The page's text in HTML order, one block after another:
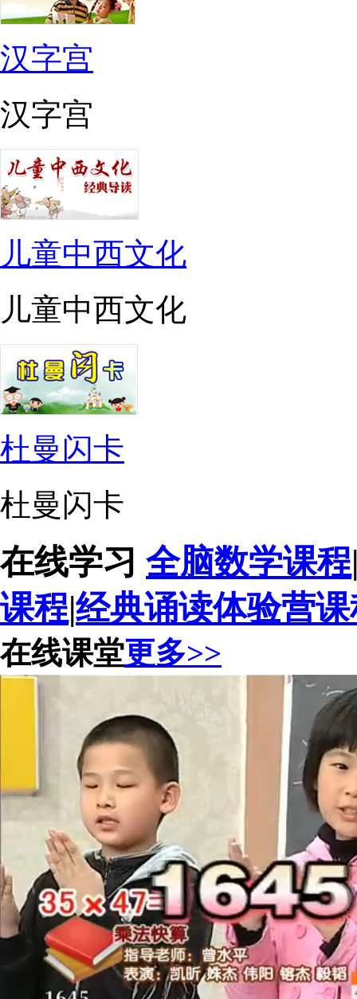
汉字宫
汉字宫
儿童中西文化
儿童中西文化
杜曼闪卡
杜曼闪卡
在线学习 全脑数学课程
课程|经典诵读体验营
在线课堂更多>>